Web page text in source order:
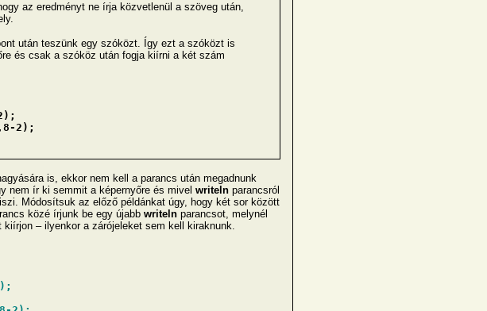
az eredményt ne írja közvetlenül a szöveg után,
után teszünk egy szóközt. Így ezt a szóközt is
és csak a szóköz után fogja kiírni a két szám
2);
is, ekkor nem kell a parancs után megadnunk
nem ír ki semmit a képernyőre és mivel writelnparancsról
Módosítsuk az előző példánkat úgy, hogy két sor között
közé írjunk be egy újabb writelnparancsot, melynél
– ilyenkor a zárójeleket sem kell kiraknunk.